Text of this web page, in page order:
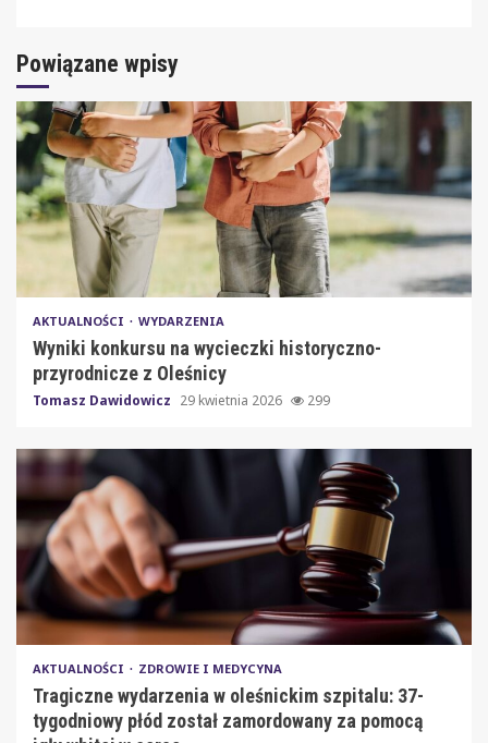
Powiązane wpisy
AKTUALNOŚCI WYDARZENIA
Wyniki konkursu na wycieczki historyczno-
przyrodnicze z Oleśnicy
Tomasz Dawidowicz 29 kwietnia 2026 299
AKTUALNOŚCI ZDROWIE I MEDYCYNA
Tragiczne wydarzenia w oleśnickim szpitalu: 37-
tygodniowy płód został zamordowany za pomocą